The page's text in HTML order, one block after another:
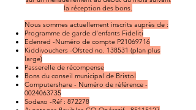
la réception des bons.
Nous sommes actuellement inscrits auprès de :
Programme de garde d'enfants Fideliti
Edenred -Numéro de compte P21069716
Kiddivouchers -Ofsted no. 138531 (plan plus
large)
Passerelle de récompense
Bons du conseil municipal de Bristol
Computershare - Numéro de référence -
0024063735
Sodexo -Réf : 872278